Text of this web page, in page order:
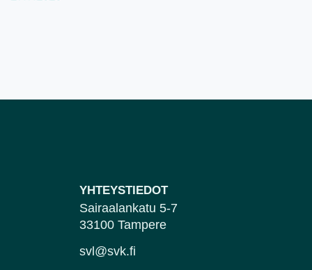
YHTEYSTIEDOT
Sairaalankatu 5-7
33100 Tampere
svl@svk.fi